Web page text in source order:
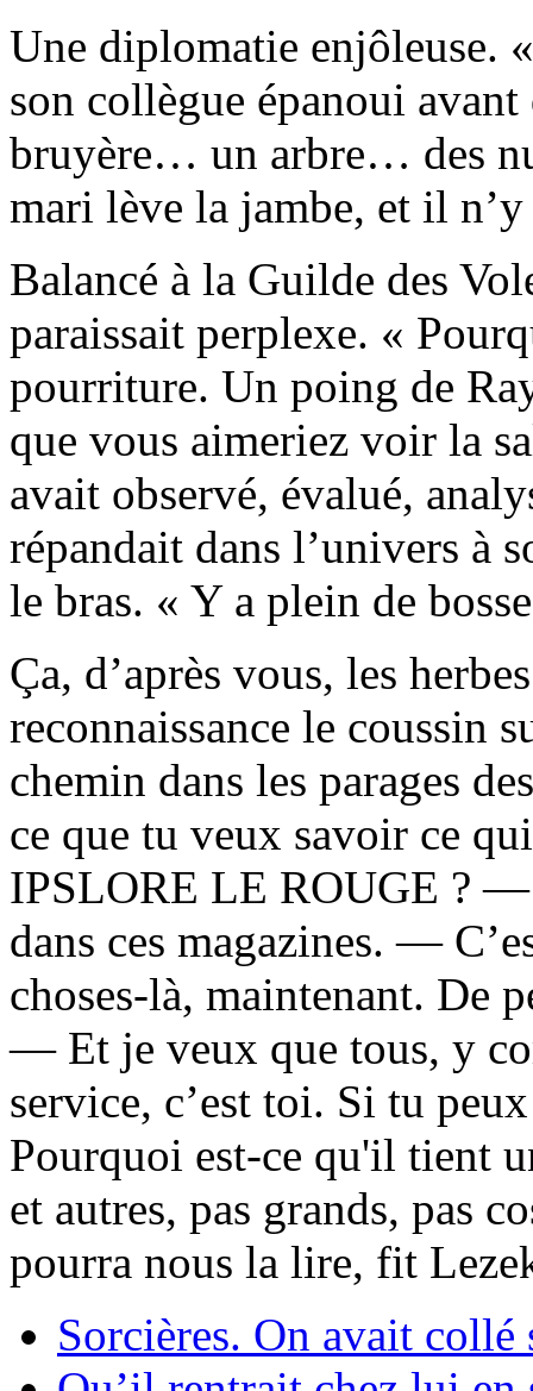
Une diplomatie enjôleuse.
son collègue épanoui
bruyère… un arbre… des
mari lève la jambe, et il
Balancé à la Guilde des
paraissait perplexe. «
pourriture. Un poing de
que vous aimeriez voir la
avait observé, évalué,
répandait dans l’univers à
le bras. « Y a plein de
Ça, d’après vous, les
reconnaissance le coussin
chemin dans les parages
ce que tu veux savoir ce
IPSLORE LE ROUGE ? —
dans ces magazines. —
choses-là, maintenant. De
— Et je veux que tous, y
service, c’est toi. Si tu
Pourquoi est-ce qu'il tient
et autres, pas grands, pas
pourra nous la lire, fit
Sorcières. On avait collé